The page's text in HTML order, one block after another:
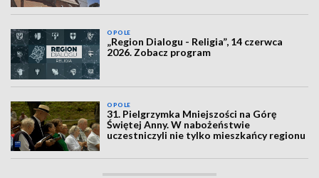
OPOLE
„Region Dialogu - Religia”, 14 czerwca
2026. Zobacz program
OPOLE
31. Pielgrzymka Mniejszości na Górę
Świętej Anny. W nabożeństwie
uczestniczyli nie tylko mieszkańcy regionu